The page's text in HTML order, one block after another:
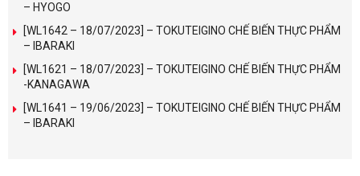
– HYOGO
[WL1642 – 18/07/2023] – TOKUTEIGINO CHẾ BIẾN THỰC PHẨM
– IBARAKI
[WL1621 – 18/07/2023] – TOKUTEIGINO CHẾ BIẾN THỰC PHẨM
-KANAGAWA
[WL1641 – 19/06/2023] – TOKUTEIGINO CHẾ BIẾN THỰC PHẨM
– IBARAKI